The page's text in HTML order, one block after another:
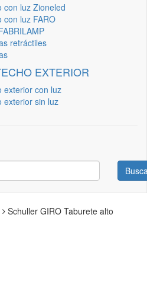
con luz Zioneled
con luz FARO
retráctiles
EXTERIOR
exterior con luz
exterior sin luz
Schuller GIRO Taburete alto